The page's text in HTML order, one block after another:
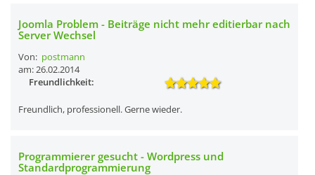
Joomla Problem - Beiträge nicht mehr editierbar nach
Server Wechsel
Von: postmann
am: 26.02.2014
Freundlichkeit:
Freundlich, professionell. Gerne wieder.
Programmierer gesucht - Wordpress und
Standardprogrammierung